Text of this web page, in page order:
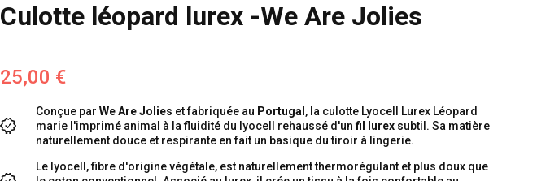
Culotte léopard lurex -We Are Jolies
25,00 €
Conçue par We Are Jolies et fabriquée au Portugal , la culotte Lyocell Lurex Léopard
marie l'imprimé animal à la fluidité du lyocell rehaussé d'un fil lurexsubtil. Sa matière
naturellement douce et respirante en fait un basique du tiroir à lingerie.
Le lyocell, fibre d'origine végétale, est naturellement thermorégulant et plus doux que